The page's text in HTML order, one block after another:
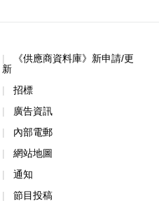
《供應商資料庫》新申請/更
新
招標
廣告資訊
內部電郵
網站地圖
通知
節目投稿